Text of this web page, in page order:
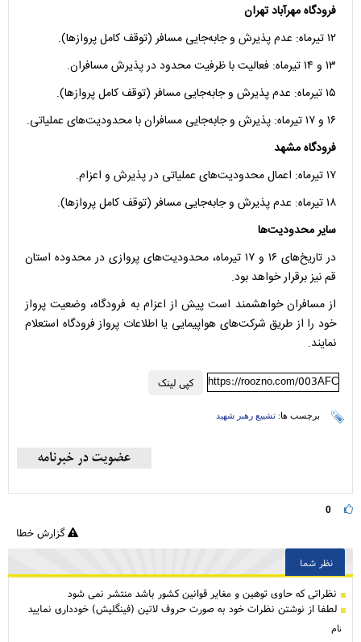
فرودگاه مهرآباد تهران
۱۲ تیرماه: عدم پذیرش و جابه‌جایی مسافر (توقف کامل پروازها).
۱۳ و ۱۴ تیرماه: فعالیت با ظرفیت محدود در پذیرش مسافران.
۱۵ تیرماه: عدم پذیرش و جابه‌جایی مسافر (توقف کامل پروازها).
۱۶ و ۱۷ تیرماه: پذیرش و جابه‌جایی مسافران با محدودیت‌های عملیاتی.
فرودگاه مشهد
۱۷ تیرماه: اعمال محدودیت‌های عملیاتی در پذیرش و اعزام.
۱۸ تیرماه: عدم پذیرش و جابه‌جایی مسافر (توقف کامل پروازها).
سایر محدودیت‌ها
در تاریخ‌های ۱۶ و ۱۷ تیرماه، محدودیت‌های پروازی در محدوده استان
قم نیز برقرار خواهد بود.
از مسافران خواهشمند است پیش از اعزام به فرودگاه، وضعیت پرواز
خود را از طریق شرکت‌های هواپیمایی یا اطلاعات پرواز فرودگاه استعلام
نمایند.
کپی لینک https://roozno.com/003AFC
برچسب ها: تشییع رهبر شهید
0
گزارش خطا
نظر شما
نظراتی كه حاوی توهین و مغایر قوانین کشور باشد منتشر نمی شود
لطفا از نوشتن نظرات خود به صورت حروف لاتین (فینگلیش) خودداری نمایید
نام